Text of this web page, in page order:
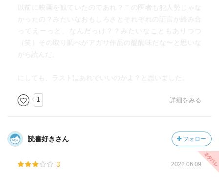
以前に映画を観ていたのであれ？この医者も犯人勢じゃな
かったの？みたいなおもしろさとそれぞれの証言が絡み合
ってえーっと、なんだっけ？？みたいなこともありつつ
（笑）その取り調べがアガサ作品の醍醐味だな〜と思いな
がら読んだ。
にしても、ラストはあれでいいのかよ？と思いました。
1 詳細をみる
読書好きさん フォロー
3 2022.06.09